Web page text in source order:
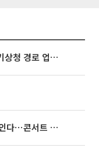
태풍 '돌핀' 오키나와 접근…일본기상청 경로 업데이트
빅뱅, 20주년 기념 '새 뱅봉' 선보인다⋯콘서트 앞두고 팝업 개최